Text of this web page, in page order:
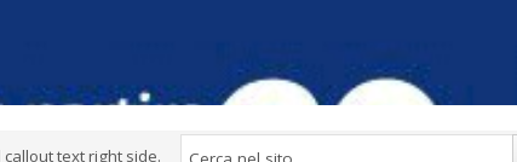
text right side.